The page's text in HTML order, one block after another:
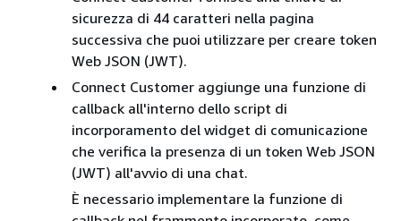
sicurezza di 44 caratteri nella pagina
successiva che puoi utilizzare per creare token
Web JSON (JWT).
Connect Customer aggiunge una funzione di
callback all'interno dello script di
incorporamento del widget di comunicazione
che verifica la presenza di un token Web JSON
(JWT) all'avvio di una chat.
È necessario implementare la funzione di